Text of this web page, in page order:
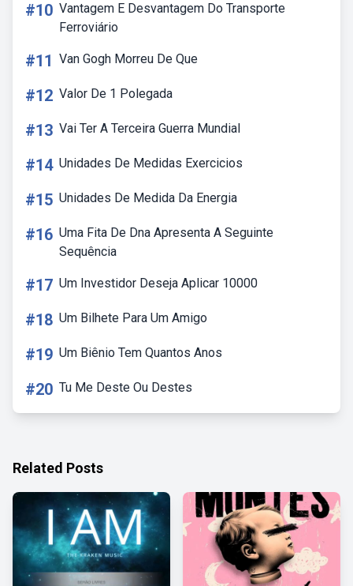
#10 Vantagem E Desvantagem Do Transporte
Ferroviário
#11 Van Gogh Morreu De Que
#12 Valor De 1 Polegada
#13 Vai Ter A Terceira Guerra Mundial
#14 Unidades De Medidas Exercicios
#15 Unidades De Medida Da Energia
#16 Uma Fita De Dna Apresenta A Seguinte
Sequência
#17 Um Investidor Deseja Aplicar 10000
#18 Um Bilhete Para Um Amigo
#19 Um Biênio Tem Quantos Anos
#20 Tu Me Deste Ou Destes
Related Posts